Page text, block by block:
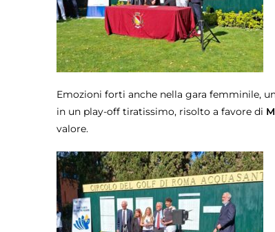
Emozioni forti anche nella gara femminile,
in un play-off tiratissimo, risolto a favore di
valore.